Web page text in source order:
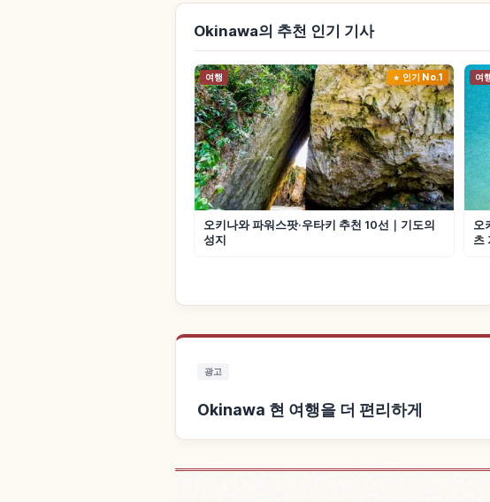
Okinawa의 추천 인기 기사
여행 인기 No.1
오키나와 파워스팟·우타키 추천 10선｜기도의
성지
여
오
츠
광고
Okinawa 현 여행을 더 편리하게